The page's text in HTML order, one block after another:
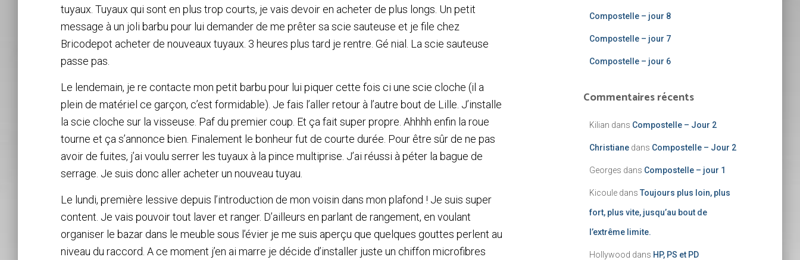
tuyaux. Tuyaux qui sont en plus trop courts, je vais devoir en acheter de plus longs. Un petit
message à un joli barbu pour lui demander de me prêter sa scie sauteuse et je file chez
Bricodepot acheter de nouveaux tuyaux. 3 heures plus tard je rentre. Gé nial. La scie sauteuse
passe pas.
Le lendemain, je re contacte mon petit barbu pour lui piquer cette fois ci une scie cloche (il a
plein de matériel ce garçon, c’est formidable). Je fais l’aller retour à l’autre bout de Lille. J’installe
la scie cloche sur la visseuse. Paf du premier coup. Et ça fait super propre. Ahhhh enfin la roue
tourne et ça s’annonce bien. Finalement le bonheur fut de courte durée. Pour être sûr de ne pas
avoir de fuites, j’ai voulu serrer les tuyaux à la pince multiprise. J’ai réussi à péter la bague de
serrage. Je suis donc aller acheter un nouveau tuyau.
Le lundi, première lessive depuis l’introduction de mon voisin dans mon plafond ! Je suis super
content. Je vais pouvoir tout laver et ranger. D’ailleurs en parlant de rangement, en voulant
organiser le bazar dans le meuble sous l’évier je me suis aperçu que quelques gouttes perlent au
niveau du raccord. A ce moment j’en ai marre je décide d’installer juste un chiffon microfibres
Compostelle – jour 8
Compostelle – jour 7
Compostelle – jour 6
Commentaires récents
Kilian dans Compostelle – Jour 2
Christianedans Compostelle – Jour 2
Georges dans Compostelle – jour 1
Kicouledans Toujours plus loin, plus
fort, plus vite, jusqu’au bout de
l’extrême limite.
Hollywood dans HP, PS et PD